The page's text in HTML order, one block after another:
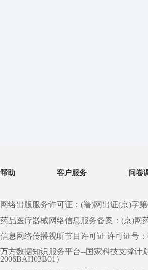
帮助 客户服务 问卷
网络出版服务许可证：(署)网出证(京)字
药品医疗器械网络信息服务备案：(京)网
信息网络传播视听节目许可证 许可证号：
万方数据知识服务平台--国家科技支撑计
2006BAH03B01）